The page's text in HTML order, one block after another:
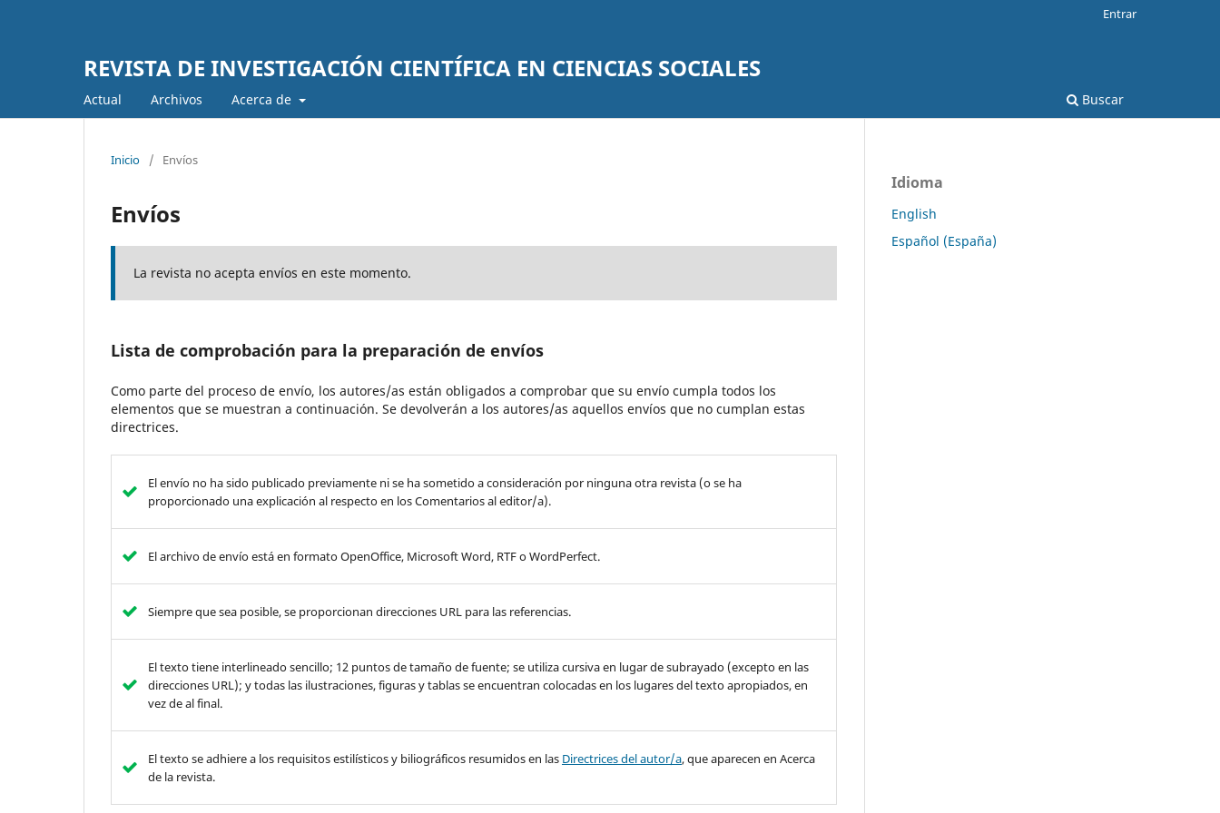
REVISTA DE INVESTIGACIÓN CIENTÍFICA EN CIENCIAS SOCIALES
Actual Archivos Acerca de Buscar
Entrar
Inicio / Envíos
Envíos
La revista no acepta envíos en este momento.
Lista de comprobación para la preparación de envíos
Como parte del proceso de envío, los autores/as están obligados a comprobar que su envío cumpla todos los
elementos que se muestran a continuación. Se devolverán a los autores/as aquellos envíos que no cumplan estas
directrices.
El envío no ha sido publicado previamente ni se ha sometido a consideración por ninguna otra revista (o se ha
proporcionado una explicación al respecto en los Comentarios al editor/a).
El archivo de envío está en formato OpenOffice, Microsoft Word, RTF o WordPerfect.
Siempre que sea posible, se proporcionan direcciones URL para las referencias.
El texto tiene interlineado sencillo; 12 puntos de tamaño de fuente; se utiliza cursiva en lugar de subrayado (excepto en las
direcciones URL); y todas las ilustraciones, figuras y tablas se encuentran colocadas en los lugares del texto apropiados, en
vez de al final.
El texto se adhiere a los requisitos estilísticos y biliográficos resumidos en las Directrices del autor/a, que aparecen en Acerca
de la revista.
Idioma
English
Español (España)